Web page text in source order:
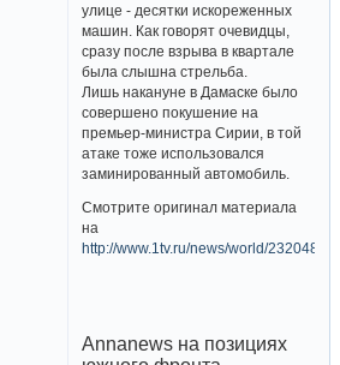
улице - десятки искореженных
машин. Как говорят очевидцы,
сразу после взрыва в квартале
была слышна стрельба.
Лишь накануне в Дамаске было
совершено покушение на
премьер-министра Сирии, в той
атаке тоже использовался
заминированный автомобиль.
Смотрите оригинал материала
на
http://www.1tv.ru/news/world/232048
Annanews на позициях